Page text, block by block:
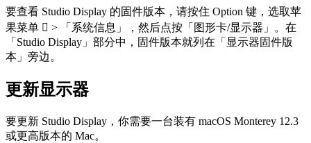
要查看 Studio Display 的固件版本，请按住 Option 键，选取苹
果菜单  > 「系统信息」，然后点按「图形卡/显示器」。在
「Studio Display」部分中，固件版本就列在「显示器固件版
本」旁边。
更新显示器
要更新 Studio Display，你需要一台装有 macOS Monterey 12.3
或更高版本的 Mac。